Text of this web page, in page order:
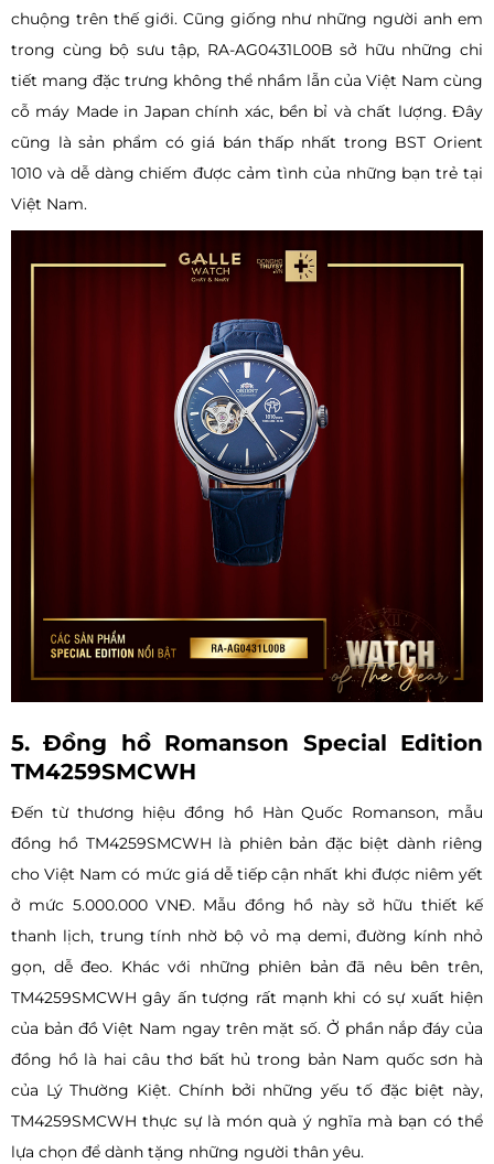
chuộng trên thế giới. Cũng giống như những người anh em
trong cùng bộ sưu tập, RA-AG0431L00B sở hữu những chi
tiết mang đặc trưng không thể nhầm lẫn của Việt Nam cùng
cỗ máy Made in Japan chính xác, bền bỉ và chất lượng. Đây
cũng là sản phẩm có giá bán thấp nhất trong BST Orient
1010 và dễ dàng chiếm được cảm tình của những bạn trẻ tại
Việt Nam.
5. Đồng hồ Romanson Special Edition
TM4259SMCWH
Đến từ thương hiệu đồng hồ Hàn Quốc Romanson, mẫu
đồng hồ TM4259SMCWH là phiên bản đặc biệt dành riêng
cho Việt Nam có mức giá dễ tiếp cận nhất khi được niêm yết
ở mức 5.000.000 VNĐ. Mẫu đồng hồ này sở hữu thiết kế
thanh lịch, trung tính nhờ bộ vỏ mạ demi, đường kính nhỏ
gọn, dễ đeo. Khác với những phiên bản đã nêu bên trên,
TM4259SMCWH gây ấn tượng rất mạnh khi có sự xuất hiện
của bản đồ Việt Nam ngay trên mặt số. Ở phần nắp đáy của
đồng hồ là hai câu thơ bất hủ trong bản Nam quốc sơn hà
của Lý Thường Kiệt. Chính bởi những yếu tố đặc biệt này,
TM4259SMCWH thực sự là món quà ý nghĩa mà bạn có thể
lựa chọn để dành tặng những người thân yêu.